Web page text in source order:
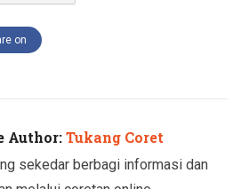
on
Author:Tukang Coret
sekedar berbagi informasi dan